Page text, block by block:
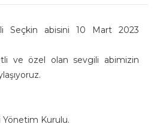
Seçkin abisini 10 Mart 2023
ve özel olan sevgili abimizin
Kurulu.